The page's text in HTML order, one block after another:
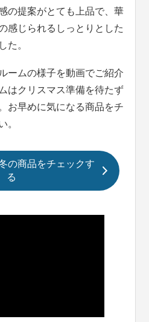
の提案がとても上品で、華
感じられるしっとりとした
た。
ームの様子を動画でご紹介
はクリスマス準備を待たず
お早めに気になる商品をチ
。
の商品をチェックす
る